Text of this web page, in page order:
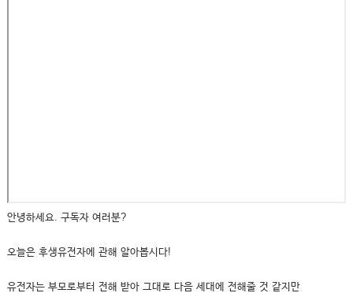
안녕하세요. 구독자 여러분?
오늘은 후생유전자에 관해 알아봅시다!
유전자는 부모로부터 전해 받아 그대로 다음 세대에 전해줄 것 같지만